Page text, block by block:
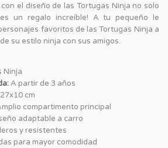
el diseño de las Tortugas Ninja no solo
es un regalo increíble! A tu pequeño le
favoritos de las Tortugas Ninja a
su estilo ninja con sus amigos.
Ninja
A partir de 3 años
cm
compartimento principal
adaptable a carro
y resistentes
para mayor comodidad